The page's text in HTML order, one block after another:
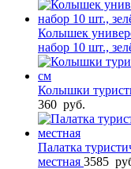
Колышек
набор 10 шт.,
Колышки
360 руб.
Палатка
местная 3585